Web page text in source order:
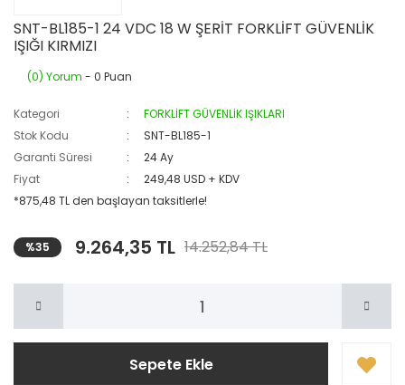
SNT-BL185-1 24 VDC 18 W ŞERİT FORKLİFT GÜVENLİK
IŞIĞI KIRMIZI
(0) Yorum - 0 Puan
Kategori
FORKLİFT GÜVENLİK IŞIKLARI
Stok Kodu
SNT-BL185-1
Garanti Süresi
24 Ay
Fiyat
249,48 USD + KDV
*875,48 TL den başlayan taksitlerle!
%35 9.264,35 TL 14.252,84 TL
Sepete Ekle